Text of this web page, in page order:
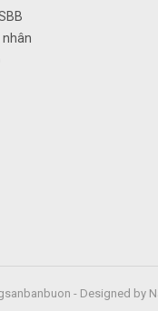
- Designed by